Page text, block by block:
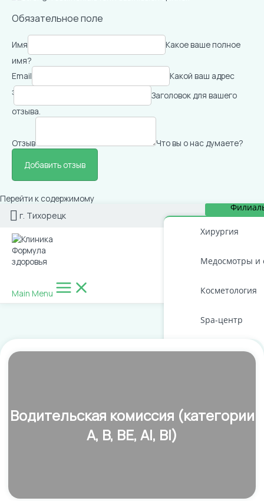
Обязательное поле
Имя
Какое ваше полное
имя?
Email
Какой ваш адрес
электронной почты?
Заголовок для вашего
отзыва.
Отзыв Что вы о нас думаете?
Перейти к содержимому
г. Тихорецк
Хирургия
Медосмотры и
Косметология
Spa-центр
Стоматология
Main Menu
Водительская комиссия (категории
A, B, BE, AI, BI)